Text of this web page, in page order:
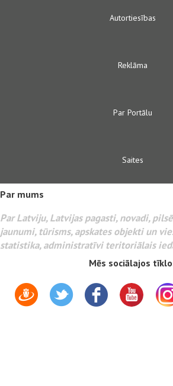
Autortiesības
Reklāma
Par Portālu
Saites
Par mums
Par Latviju, Latvijas pagasti, novadi,
jaunumi, tūrisms, apskates objekti un
statistika, administratīvi teritoriālais
Mēs sociālajos